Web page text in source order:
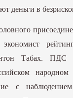
деньги в
Табах.
с